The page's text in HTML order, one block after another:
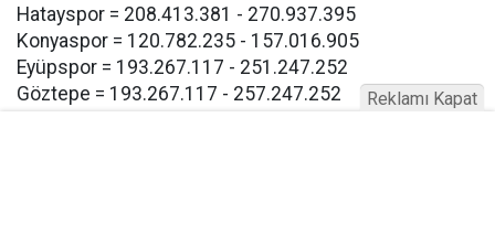
Hatayspor = 208.413.381 - 270.937.395
Konyaspor = 120.782.235 - 157.016.905
Eyüpspor = 193.267.117 - 251.247.252
Göztepe = 193.267.117 - 257.247.252
Reklamı Kapat